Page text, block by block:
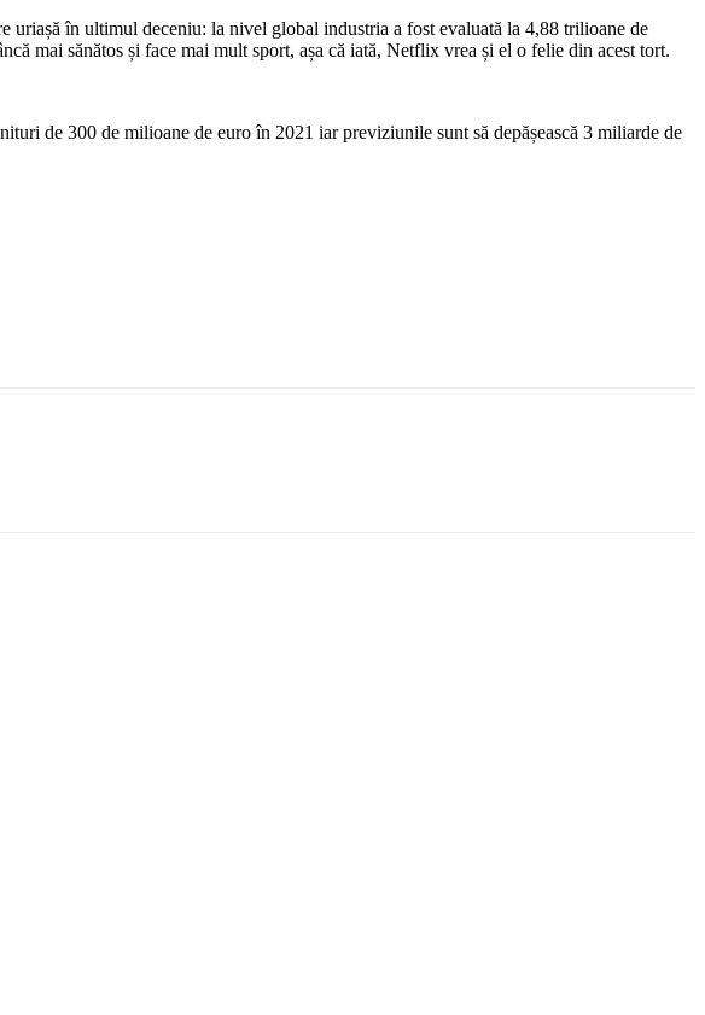
uriașă în ultimul deceniu: la nivel global industria a fost evaluată la 4,88 trilioane de
mai sănătos și face mai mult sport, așa că iată, Netflix vrea și el o felie din acest tort.
de 300 de milioane de euro în 2021 iar previziunile sunt să depășească 3 miliarde de